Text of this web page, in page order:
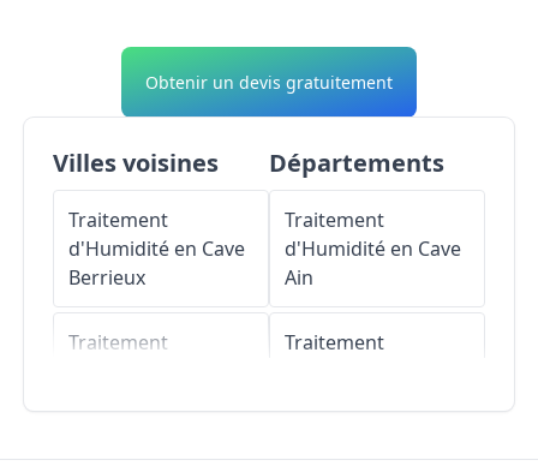
Obtenir un devis gratuitement
Villes voisines
Traitement
d'Humidité en Cave
Berrieux
Traitement
Départements
Traitement
d'Humidité en Cave
Ain
Traitement